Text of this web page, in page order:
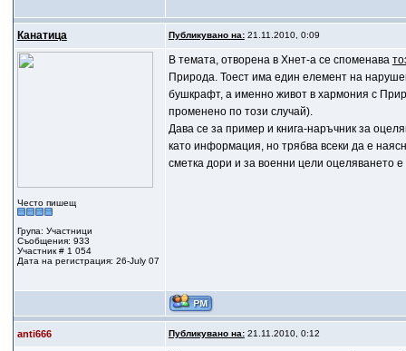
Канатица Публикувано на:21.11.2010, 0:09
Често пишещ
Група: Участници
Съобщения: 933
Участник # 1 054
Дата на регистрация: 26-July 07
В темата, отворена в Хнет-а се споменава
Природа. Тоест има един елемент на
бушкрафт, а именно живот в хармония с
променено по този случай).
Дава се за пример и книга-наръчник за
като информация, но трябва всеки да е
сметка дори и за военни цели оцеляването
anti666 Публикувано на:21.11.2010, 0:12